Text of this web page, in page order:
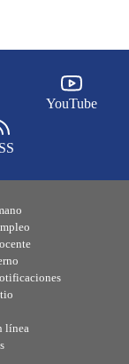
YouTube
línea